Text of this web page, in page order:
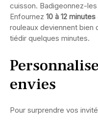
cuisson. Badigeonnez-les
Enfournez 10 à 12
rouleaux deviennent bien
tiédir quelques minutes.
envies
Pour surprendre vos